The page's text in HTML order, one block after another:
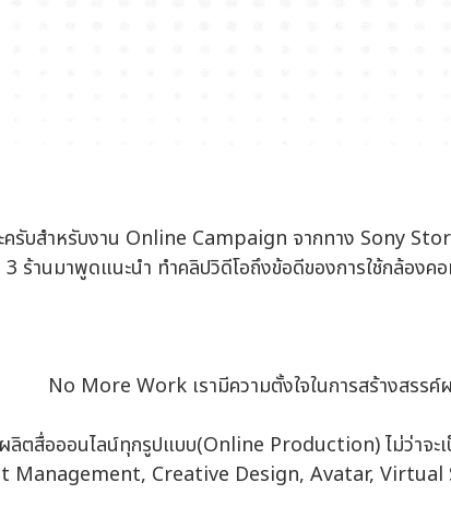
รับสำหรับงาน Online Campaign จากทาง Sony
3 ร้านมาพูดแนะนำ ทำคลิปวิดีโอถึงข้อดีของการใช้กล้อง
No More Work เรามีความตั้งใจในการสร้างสรร
รผลิตสื่อออนไลน์ทุกรูปแบบ(Online Production) ไม่ว่
Management, Creative Design, Avatar,